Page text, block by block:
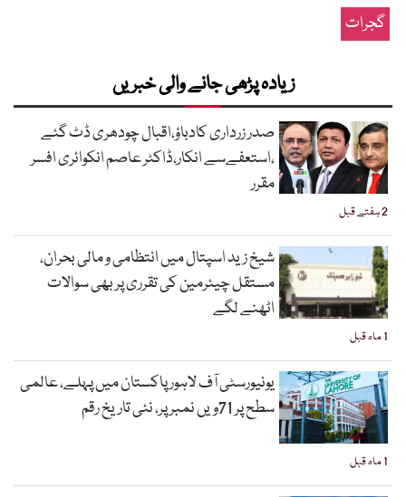
گجرات
زیادہ پڑھی جانے والی خبریں
2 ہفتے قبل
صدر زرداری کادباؤ،اقبال چودھری ڈٹ گئے
،استعفےسے انکار،ڈاکٹر عاصم انکوائری افسر
مقرر
1 ماہ قبل
شیخ زید اسپتال میں انتظامی و مالی بحران،
مستقل چیئرمین کی تقرری پر بھی سوالات
اٹھنے لگے
1 ماہ قبل
یونیورسٹی آف لاہور پاکستان میں پہلے، عالمی
سطح پر 71ویں نمبر پر، نئی تاریخ رقم